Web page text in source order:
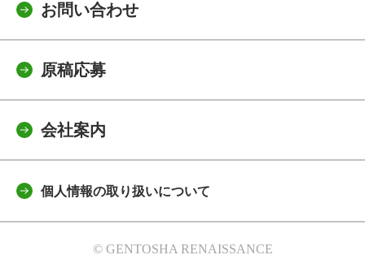
お問い合わせ
原稿応募
会社案内
個人情報の取り扱いについて
© GENTOSHA RENAISSANCE